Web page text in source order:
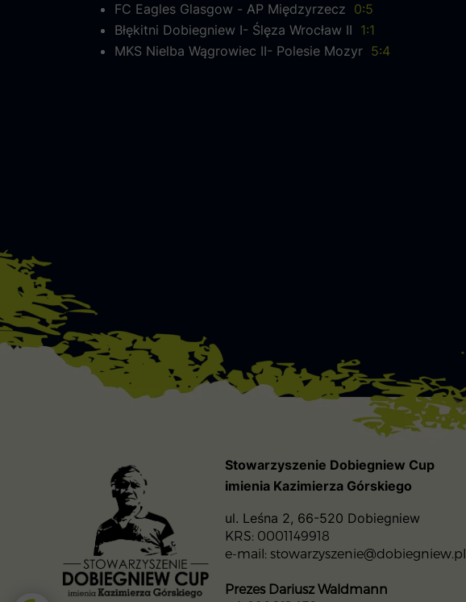
FC Eagles Glasgow - AP Międzyrzecz 0:5
Błękitni Dobiegniew I- Ślęza Wrocław II 1:1
MKS Nielba Wągrowiec II- Polesie Mozyr 5:4
Stowarzyszenie Dobiegniew Cup
imienia Kazimierza Górskiego
ul. Leśna 2, 66-520 Dobiegniew
KRS: 0001149918
e-mail: stowarzyszenie@dobiegniew.pl
Prezes Dariusz Waldmann